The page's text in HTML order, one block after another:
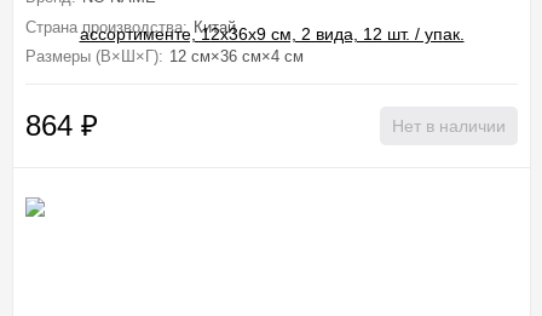
Страна производства: Китай
Размеры (В×Ш×Г): 12 см×36 см×4 см
864 ₽ Нет в наличии